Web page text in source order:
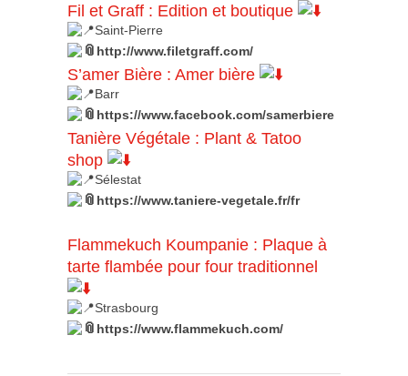
Fil et Graff : Edition et boutique
Saint-Pierre
http://www.filetgraff.com/
S’amer Bière : Amer bière
Barr
https://www.facebook.com/samerbiere
Tanière Végétale : Plant & Tatoo
shop
Sélestat
https://www.taniere-vegetale.fr/fr
Flammekuch Koumpanie : Plaque à
tarte flambée pour four traditionnel
Strasbourg
https://www.flammekuch.com/